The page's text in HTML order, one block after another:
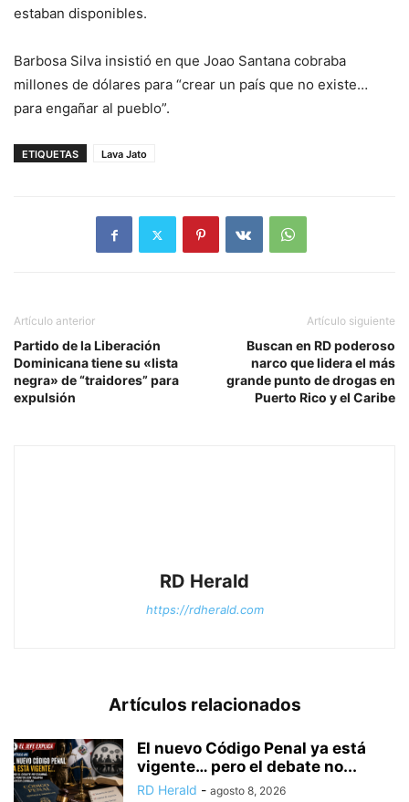
estaban disponibles.
Barbosa Silva insistió en que Joao Santana cobraba
millones de dólares para “crear un país que no existe…
para engañar al pueblo”.
ETIQUETAS Lava Jato
Artículo anterior
Partido de la Liberación
Dominicana tiene su «lista
negra» de “traidores” para
expulsión
Artículo siguiente
Buscan en RD poderoso
narco que lidera el más
grande punto de drogas en
Puerto Rico y el Caribe
RD Herald
https://rdherald.com
Artículos relacionados
El nuevo Código Penal ya está
vigente… pero el debate no...
RD Herald - agosto 8, 2026